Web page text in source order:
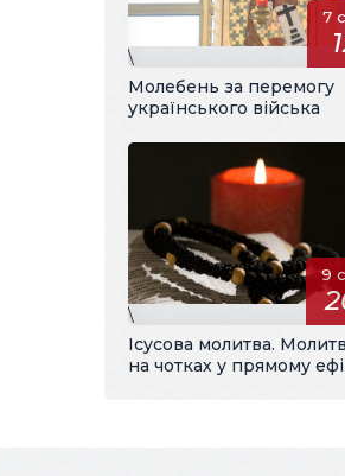
7
\
Молебень за перемогу
українського війська
9
\
Ісусова молитва.
на чотках у прямому